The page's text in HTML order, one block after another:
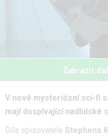
Zobrazit
V nové mysteriózní sci-fi
mají dospívající nadlidské
Díla spisovatele Stephena